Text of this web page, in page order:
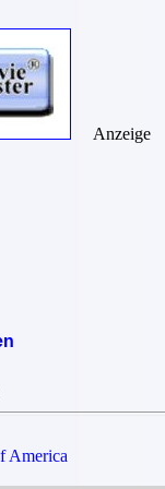
America
Anzeige